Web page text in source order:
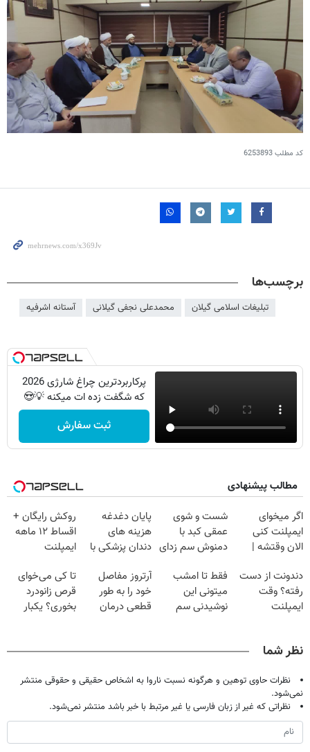
کد مطلب6253893
برچسب‌ها
تبلیغات اسلامی گیلان محمدعلی نجفی گیلانی آستانه اشرفیه
پرکاربردترین چراغ شارژی 2026
که شگفت زده ات میکنه 💡😍
ثبت سفارش
مطالب پیشنهادی
اگر میخوای
ایمپلنت کنی
الان وقتشه |
میلیون تومان!!!
شست و شوی
عمقی کبد با
دمنوش سم زدای
پایان دغدغه
هزینه های
دندان پزشکی با
خانگی
روکش رایگان +
اقساط ۱۲ ماهه
ایمپلنت
دندونت از دست
رفته؟ وقت
ایمپلنت
فقط تا امشب
میتونی این
نوشیدنی سم
بخری
آرتروز مفاصل
خود را به طور
قطعی درمان
تا کی می‌خوای
قرص زانودرد
بخوری؟ یکبار
نظر شما
نظرات حاوی توهین و هرگونه نسبت ناروا به اشخاص حقیقی و حقوقی منتشر
نمی‌شود.
نظراتی که غیر از زبان فارسی یا غیر مرتبط با خبر باشد منتشر نمی‌شود.